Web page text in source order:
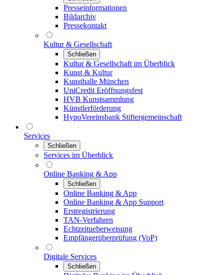
Presseinformationen
Bildarchiv
Pressekontakt
Kultur & Gesellschaft
Schließen
Kultur & Gesellschaft im Überblick
Kunst & Kultur
Kunsthalle München
UniCredit Eröffnungsfest
HVB Kunstsammlung
Künstlerförderung
HypoVereinsbank Stiftergemeinschaft
Services
Schließen
Services im Überblick
Online Banking & App
Schließen
Online Banking & App
Online Banking & App Support
Erstregistrierung
TAN-Verfahren
Echtzeitueberweisung
Empfängerüberprüfung (VoP)
Digitale Services
Schließen